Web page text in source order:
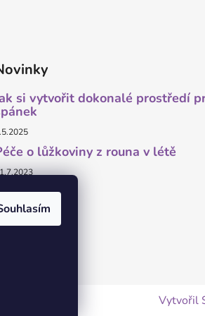
si vytvořit dokonalé prostředí
o lůžkoviny z rouna v létě
Vytvořil